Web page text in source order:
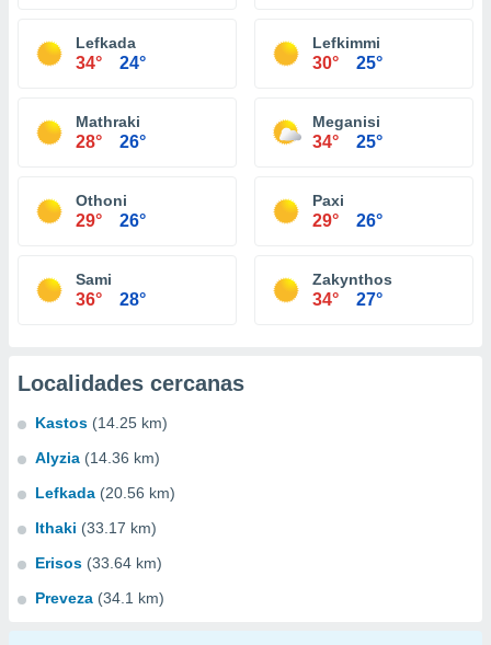
Lefkada
34° 24°
Lefkimmi
30° 25°
Mathraki
28° 26°
Meganisi
34° 25°
Othoni
29° 26°
Paxi
29° 26°
Sami
36° 28°
Zakynthos
34° 27°
Localidades cercanas
Kastos (14.25 km)
Alyzia (14.36 km)
Lefkada (20.56 km)
Ithaki (33.17 km)
Erisos (33.64 km)
Preveza (34.1 km)